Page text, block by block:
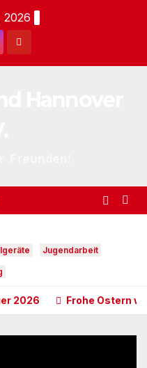
2026
Jugendarbeit
2026 Frohe Ostern